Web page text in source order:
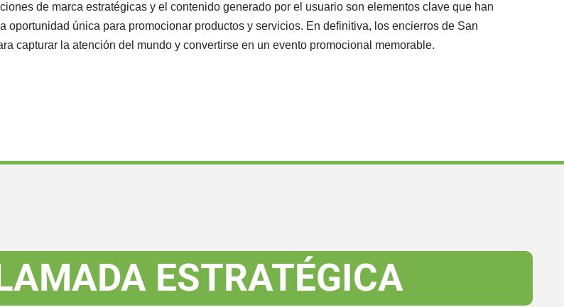
de marca estratégicas y el contenido generado por el usuario son elementos clave que han
oportunidad única para promocionar productos y servicios. En definitiva, los encierros de San
capturar la atención del mundo y convertirse en un evento promocional memorable.
ESTRATÉGICA